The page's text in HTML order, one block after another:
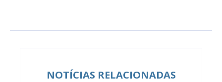
NOTÍCIAS RELACIONADAS